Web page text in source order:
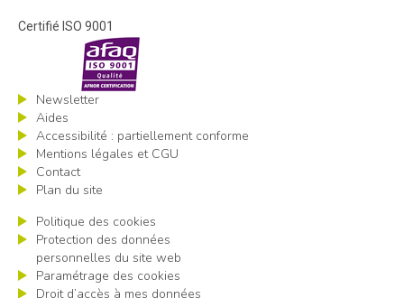
Certifié ISO 9001
Newsletter
Aides
Accessibilité : partiellement conforme
Mentions légales et CGU
Contact
Plan du site
Politique des cookies
Protection des données
personnelles du site web
Paramétrage des cookies
Droit d’accès à mes données